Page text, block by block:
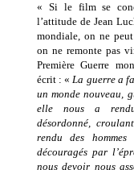
« Si le film se
l’attitude de Jean
mondiale, on ne
on ne remonte pas
Première Guerre
écrit : «La guerre a
un monde nouveau,
elle nous a
désordonné,
rendu des hommes
découragés par
nous devoir nous